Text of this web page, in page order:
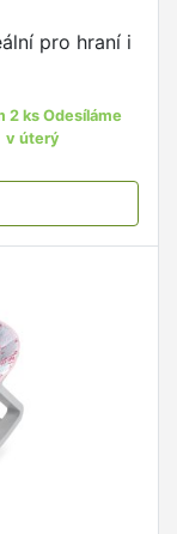
pro hraní i
2 ks Odesíláme
v úterý